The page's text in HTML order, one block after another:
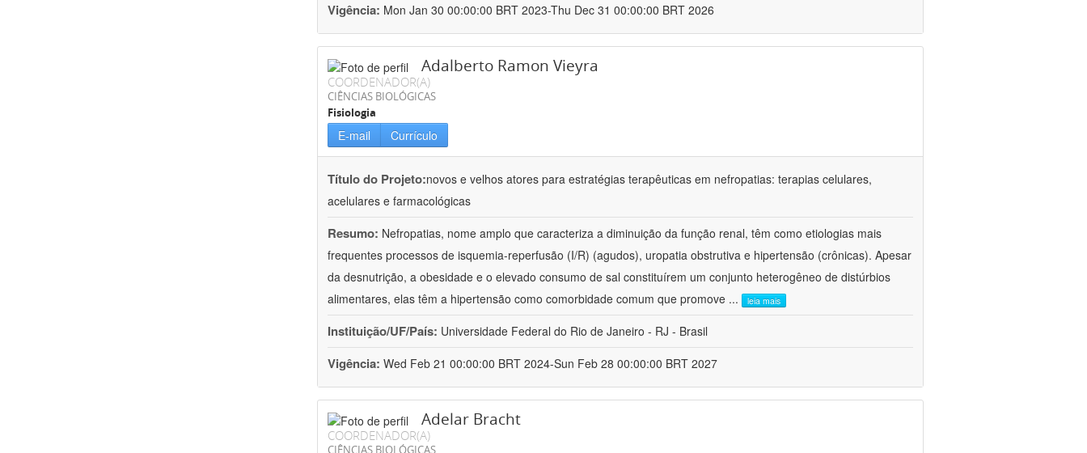
Vigência: Mon Jan 30 00:00:00 BRT 2023-Thu Dec 31 00:00:00 BRT 2026
Adalberto Ramon Vieyra
COORDENADOR(A)
CIÊNCIAS BIOLÓGICAS
Fisiologia
E-mail Currículo
Título do Projeto:novos e velhos atores para estratégias terapêuticas em nefropatias: terapias celulares,
acelulares e farmacológicas
Resumo: Nefropatias, nome amplo que caracteriza a diminuição da função renal, têm como etiologias mais
frequentes processos de isquemia-reperfusão (I/R) (agudos), uropatia obstrutiva e hipertensão (crônicas). Apesar
da desnutrição, a obesidade e o elevado consumo de sal constituírem um conjunto heterogêneo de distúrbios
alimentares, elas têm a hipertensão como comorbidade comum que promove ... leia mais
Instituição/UF/País: Universidade Federal do Rio de Janeiro - RJ - Brasil
Vigência: Wed Feb 21 00:00:00 BRT 2024-Sun Feb 28 00:00:00 BRT 2027
Adelar Bracht
COORDENADOR(A)
CIÊNCIAS BIOLÓGICAS